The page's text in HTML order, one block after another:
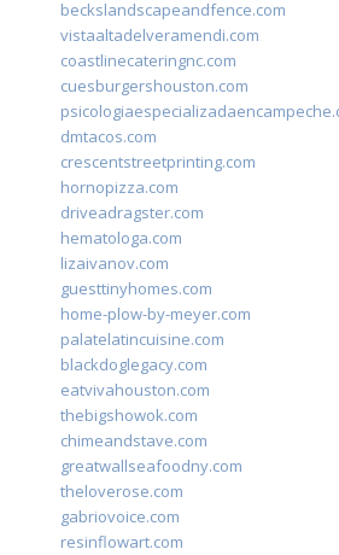
beckslandscapeandfence.com
vistaaltadelveramendi.com
coastlinecateringnc.com
cuesburgershouston.com
dmtacos.com
crescentstreetprinting.com
hornopizza.com
driveadragster.com
hematologa.com
lizaivanov.com
guesttinyhomes.com
home-plow-by-meyer.com
palatelatincuisine.com
blackdoglegacy.com
eatvivahouston.com
thebigshowok.com
chimeandstave.com
greatwallseafoodny.com
theloverose.com
gabriovoice.com
resinflowart.com